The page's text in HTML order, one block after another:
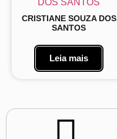
CRISTIANE SOUZA DOS
SANTOS
Leia mais